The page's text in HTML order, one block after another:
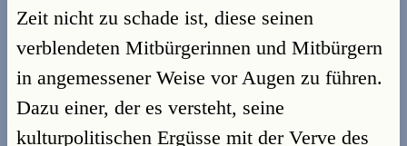
Zeit nicht zu schade ist, diese seinen
verblendeten Mitbürgerinnen und Mitbürgern
in angemessener Weise vor Augen zu führen.
Dazu einer, der es versteht, seine
kulturpolitischen Ergüsse mit der Verve des